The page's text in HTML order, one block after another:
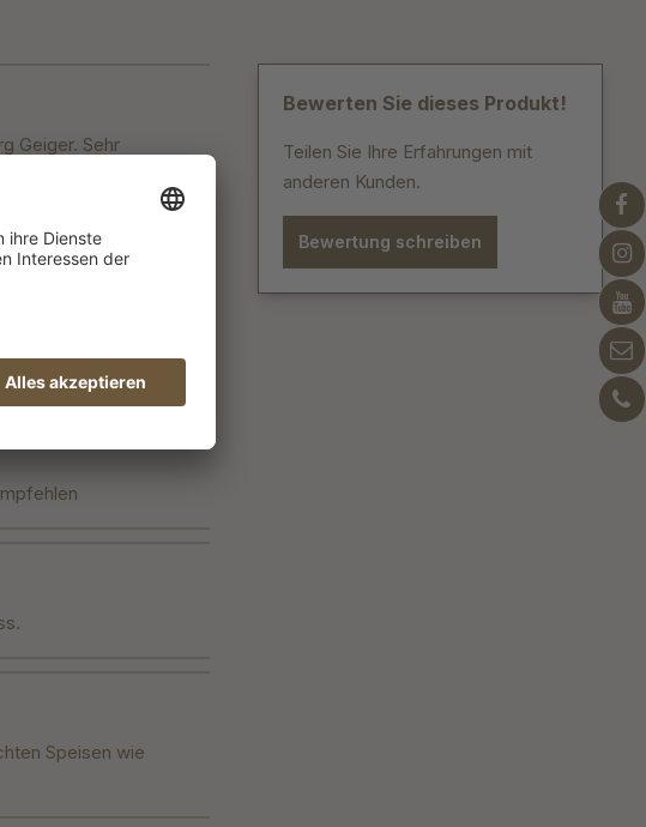
Geiger. Sehr
Weißduftig ist eine
Speisen wie
Bewerten Sie dieses Produkt!
Teilen Sie Ihre Erfahrungen mit
anderen Kunden.
Bewertung schreiben